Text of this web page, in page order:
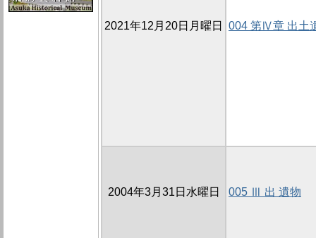
2021年12月20日月曜日 004 第Ⅳ章 出土
2004年3月31日水曜日 005 Ⅲ 出 遺物